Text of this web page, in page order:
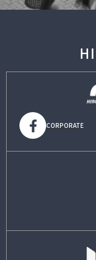
CORPORATE